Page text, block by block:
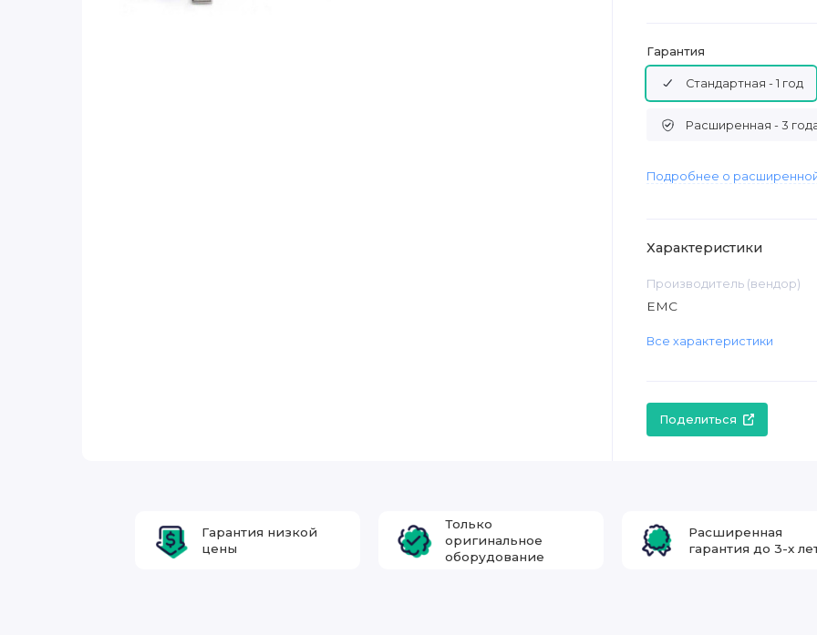
Гарантия
Стандартная - 1 год
Расширенная - 3
Подробнее о
Характеристики
Производитель (вендор)
EMC
Все характеристики
Поделиться
Гарантия низкой
цены
Только
оригинальное
оборудование
Расширенная
гарантия до 3-х